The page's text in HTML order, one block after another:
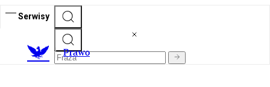
Serwisy
Prawo